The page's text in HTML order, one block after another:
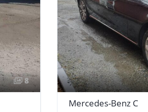
8
Mercedes-Benz C